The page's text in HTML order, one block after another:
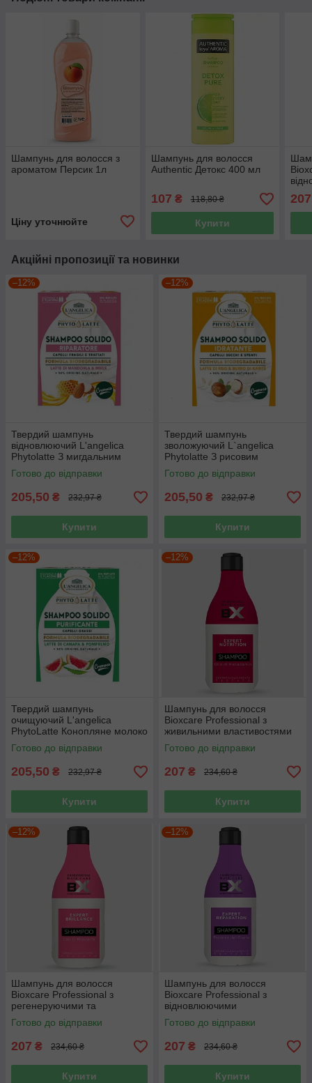
Шампунь для волосся з
ароматом Персик 1л
Ціну уточнюйте
Шампунь для волосся
Authentic Детокс 400 мл
107 ₴ 118,80 ₴
Купити
207
Акційні пропозиції та новинки
–12%
Твердий шампунь
відновлюючий L'angelica
Phytolatte З мигдальним
молоком і екстрактом меду
60 г
Готово до відправки
205,50 ₴ 232,97 ₴
Купити
–12%
Твердий шампунь
зволожуючий L`angelica
Phytolatte З рисовим
молоком і маслом ши 60 г
Готово до відправки
205,50 ₴ 232,97 ₴
Купити
–12%
Твердий шампунь
очищуючий L'angelica
PhytoLatte Конопляне молоко
і грейпфрут 60 г
Готово до відправки
205,50 ₴ 232,97 ₴
Купити
–12%
Шампунь для волосся
Bioxcare Professional з
живильними властивостями
600 мл
Готово до відправки
207 ₴ 234,60 ₴
Купити
–12%
Шампунь для волосся
Bioxcare Professional з
регенеруючими та
освітлюючими властивостями
600 мл
Готово до відправки
207 ₴ 234,60 ₴
Купити
–12%
Шампунь для волосся
Bioxcare Professional з
відновлюючими
властивостями 600 мл
Готово до відправки
207 ₴ 234,60 ₴
Купити